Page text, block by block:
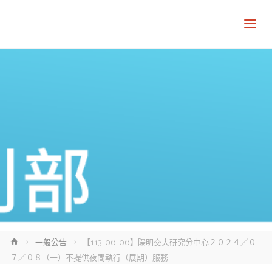
Home一般公告
【113-06-06】陽明交大研究分中心２０２４／０
７／０８（一）不提供夜間執行（展期）服務